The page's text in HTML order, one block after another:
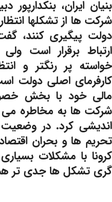
بنیان ایران، بنکدارپور
شرکت ها از تشکلها
دولت پیگیری کنند،
ارتباط برقرار است
خواسته پر رنگتر و
کارفرمای اصلی دولت
مالی خود با بخش
شرکت ها به مخاطره می
اندیشی کرد. در
تحریم ها و بحران
کرونا با مشکلات
گری تشکل ها جدی تر